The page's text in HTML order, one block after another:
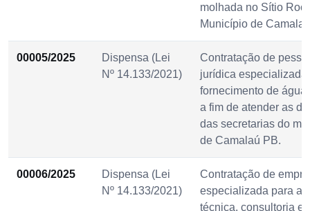
molhada no Sítio
Município de
00005/2025
Dispensa (Lei
Nº 14.133/2021)
Contratação de
jurídica especializada
fornecimento de água
a fim de atender as
das secretarias do
de Camalaú PB.
00006/2025
Dispensa (Lei
Nº 14.133/2021)
Contratação de
especializada para
técnica, consultoria e